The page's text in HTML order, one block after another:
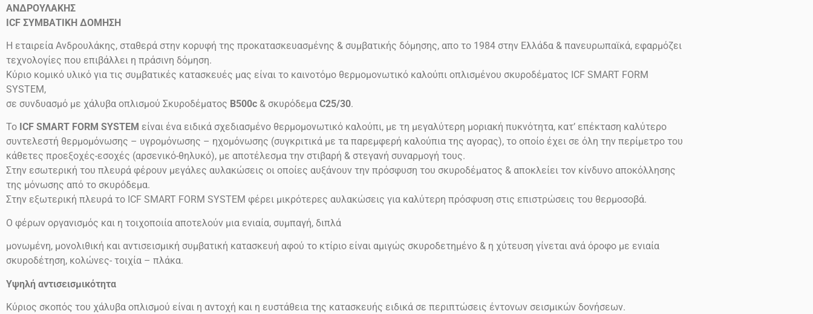
ΑΝΔΡΟΥΛΑΚΗΣ
ICF ΣΥΜΒΑΤΙΚΗ ΔΟΜΗΣΗ
Η εταιρεία Ανδρουλάκης, σταθερά στην κορυφή της προκατασκευασμένης & συμβατικής δόμησης, απο το 1984 στην Ελλάδα & πανευρωπαϊκά, εφαρμόζει
τεχνολογίες που επιβάλλει η πράσινη δόμηση.
Κύριο κομικό υλικό για τις συμβατικές κατασκευές μας είναι το καινοτόμο θερμομονωτικό καλούπι οπλισμένου σκυροδέματος ICF SMART FORM
SYSTEM,
σε συνδυασμό με χάλυβα οπλισμού Σκυροδέματος B500c & σκυρόδεμα C25/30.
Το ICF SMART FORM SYSTEM είναι ένα ειδικά σχεδιασμένο θερμομονωτικό καλούπι, με τη μεγαλύτερη μοριακή πυκνότητα, κατ’ επέκταση καλύτερο
συντελεστή θερμομόνωσης – υγρομόνωσης – ηχομόνωσης (συγκριτικά με τα παρεμφερή καλούπια της αγορας), το οποίο έχει σε όλη την περίμετρο του
κάθετες προεξοχές-εσοχές (αρσενικό-θηλυκό), με αποτέλεσμα την στιβαρή & στεγανή συναρμογή τους.
Στην εσωτερική του πλευρά φέρουν μεγάλες αυλακώσεις οι οποίες αυξάνουν την πρόσφυση του σκυροδέματος & αποκλείει τον κίνδυνο αποκόλλησης
της μόνωσης από το σκυρόδεμα.
Στην εξωτερική πλευρά το ICF SMART FORM SYSTEM φέρει μικρότερες αυλακώσεις για καλύτερη πρόσφυση στις επιστρώσεις του θερμοσοβά.
Ο φέρων οργανισμός και η τοιχοποιία αποτελούν μια ενιαία, συμπαγή, διπλά
μονωμένη, μονολιθική και αντισεισμική συμβατική κατασκευή αφού το κτίριο είναι αμιγώς σκυροδετημένο & η χύτευση γίνεται ανά όροφο με ενιαία
σκυροδέτηση, κολώνες- τοιχία – πλάκα.
Υψηλή αντισεισμικότητα
Κύριος σκοπός του χάλυβα οπλισμού είναι η αντοχή και η ευστάθεια της κατασκευής ειδικά σε περιπτώσεις έντονων σεισμικών δονήσεων.